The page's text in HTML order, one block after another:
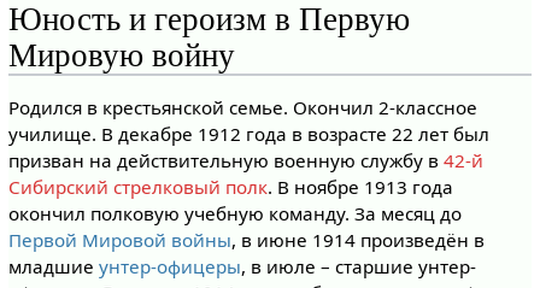
Юность и героизм в Первую
Мировую войну
Родился в крестьянской семье. Окончил 2-классное
училище. В декабре 1912 года в возрасте 22 лет был
призван на действительную военную службу в 42-й
Сибирский стрелковый полк. В ноябре 1913 года
окончил полковую учебную команду. За месяц до
Первой Мировой войны, в июне 1914 произведён в
младшие унтер-офицеры, в июле – старшие унтер-